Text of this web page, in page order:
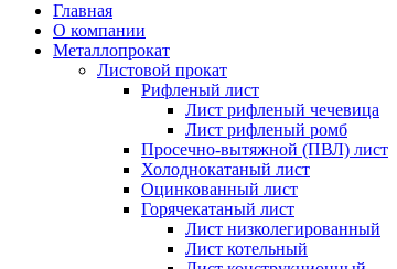
Главная
О компании
Металлопрокат
Листовой прокат
Рифленый лист
Лист рифленый чечевица
Лист рифленый ромб
Просечно-вытяжной (ПВЛ) лист
Холоднокатаный лист
Оцинкованный лист
Горячекатаный лист
Лист низколегированный
Лист котельный